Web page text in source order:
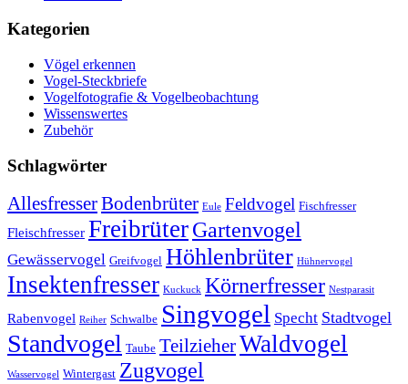
Kategorien
Vögel erkennen
Vogel-Steckbriefe
Vogelfotografie & Vogelbeobachtung
Wissenswertes
Zubehör
Schlagwörter
AllesfresserBodenbrüter Eule Feldvogel Fischfresser
Fleischfresser FreibrüterGartenvogel
Gewässervogel Greifvogel Höhlenbrüter Hühnervogel
Insektenfresser Kuckuck Körnerfresser Nestparasit
Rabenvogel Reiher Schwalbe Singvogel Specht Stadtvogel
Standvogel Taube TeilzieherWaldvogel
Wasservogel Wintergast Zugvogel